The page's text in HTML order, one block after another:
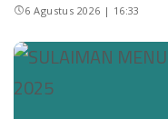
6 Agustus 2026 | 16:33